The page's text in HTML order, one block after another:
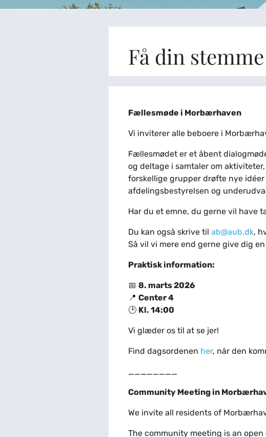
Få din
Fællesmøde i Morbærhaven
Vi inviterer alle beboere i
Fællesmødet er et åbent
og deltage i samtaler om
forskellige grupper drøfte nye
afdelingsbestyrelsen og
Har du et emne, du gerne vil have
Du kan også skrive til ab@aub.dk,
Så vil vi mere end gerne give dig
Praktisk information:
📅 8. marts 2026
📍 Center 4
🕑 Kl. 14:00
Vi glæder os til at se jer!
Find dagsordenen her, når den
________
Community Meeting in
We invite all residents of
The community meeting is an